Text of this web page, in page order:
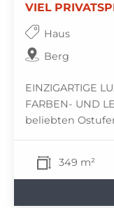
VIEL
Haus
Berg
EINZIGARTIGE
FARBEN- UND
beliebten
349 m²